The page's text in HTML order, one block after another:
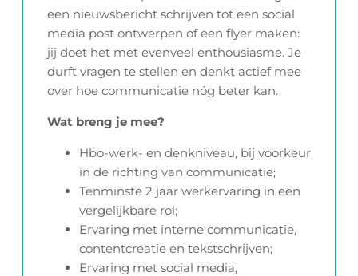
een nieuwsbericht schrijven tot een social
media post ontwerpen of een flyer maken:
jij doet het met evenveel enthousiasme. Je
durft vragen te stellen en denkt actief mee
over hoe communicatie nóg beter kan.
Wat breng je mee?
Hbo-werk- en denkniveau, bij voorkeur
in de richting van communicatie;
Tenminste 2 jaar werkervaring in een
vergelijkbare rol;
Ervaring met interne communicatie,
contentcreatie en tekstschrijven;
Ervaring met social media,